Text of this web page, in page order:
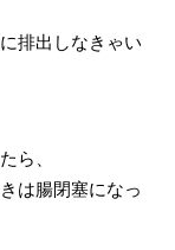
排出しなきゃい
ら、
は腸閉塞になっ